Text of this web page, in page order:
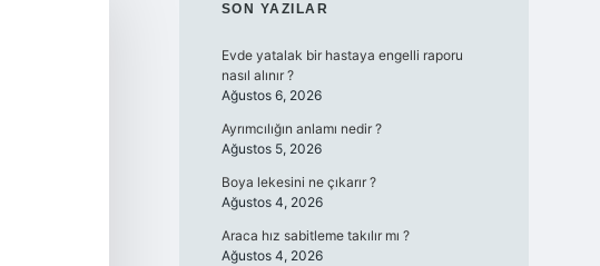
SIDEBAR
SON YAZILAR
Evde yatalak bir hastaya engelli raporu
nasıl alınır ?
Ağustos 6, 2026
Ayrımcılığın anlamı nedir ?
Ağustos 5, 2026
Boya lekesini ne çıkarır ?
Ağustos 4, 2026
Araca hız sabitleme takılır mı ?
Ağustos 4, 2026